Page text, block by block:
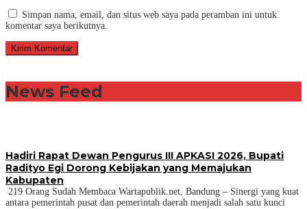
Simpan nama, email, dan situs web saya pada peramban ini untuk
komentar saya berikutnya.
News Feed
Hadiri Rapat Dewan Pengurus III APKASI 2026, Bupati
Radityo Egi Dorong Kebijakan yang Memajukan
Kabupaten
219 Orang Sudah Membaca Wartapublik.net, Bandung – Sinergi yang kuat
antara pemerintah pusat dan pemerintah daerah menjadi salah satu kunci